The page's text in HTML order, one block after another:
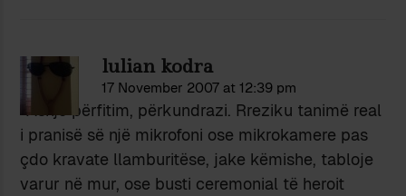
lulian kodra
17 November 2007 at 12:39 pm
“Asnjë përfitim, përkundrazi. Rreziku tanimë real
i pranisë së një mikrofoni ose mikrokamere pas
çdo kravate llamburitëse, jake këmishe, tabloje
varur në mur, ose busti ceremonial të heroit